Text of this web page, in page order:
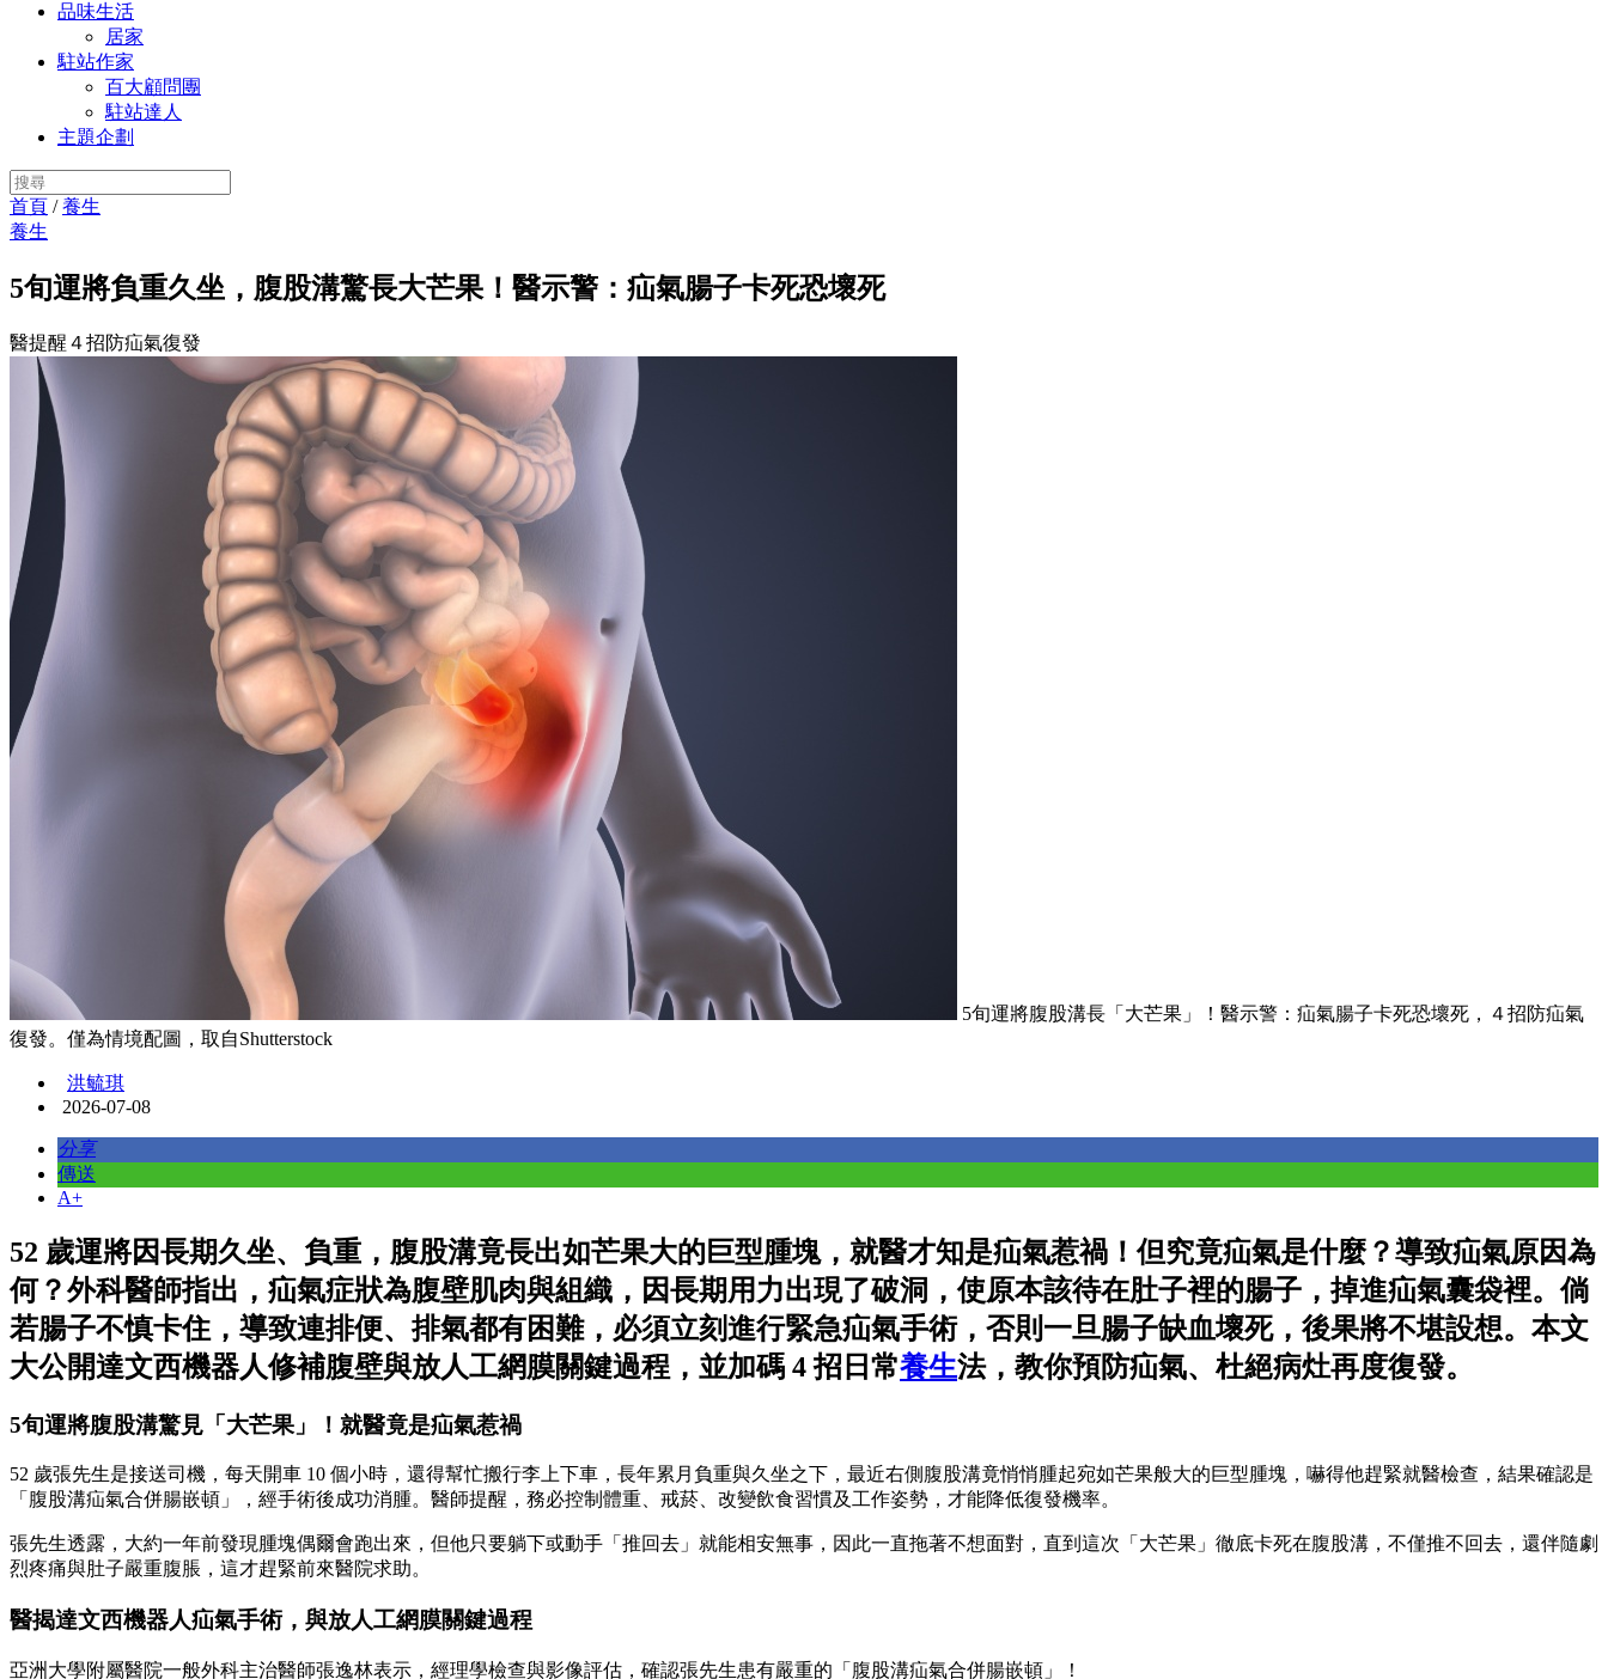
品味生活
居家
駐站作家
百大顧問團
駐站達人
主題企劃
首頁 /養生
養生
5旬運將負重久坐，腹股溝驚長大芒果！醫示警：疝氣腸子卡死恐壞死
醫提醒４招防疝氣復發
5旬運將腹股溝長「大芒果」！醫示警：疝氣腸子卡死恐壞死，４招防疝氣
復發。僅為情境配圖，取自Shutterstock
洪毓琪
2026-07-08
分享
傳送
A+
52 歲運將因長期久坐、負重，腹股溝竟長出如芒果大的巨型腫塊，就醫才知是疝氣惹禍！但究竟疝氣是什麼？導致疝氣原因為
何？外科醫師指出，疝氣症狀為腹壁肌肉與組織，因長期用力出現了破洞，使原本該待在肚子裡的腸子，掉進疝氣囊袋裡。倘
若腸子不慎卡住，導致連排便、排氣都有困難，必須立刻進行緊急疝氣手術，否則一旦腸子缺血壞死，後果將不堪設想。本文
大公開達文西機器人修補腹壁與放人工網膜關鍵過程，並加碼 4 招日常養生法，教你預防疝氣、杜絕病灶再度復發。
5旬運將腹股溝驚見「大芒果」！就醫竟是疝氣惹禍
52 歲張先生是接送司機，每天開車 10 個小時，還得幫忙搬行李上下車，長年累月負重與久坐之下，最近右側腹股溝竟悄悄腫起宛如芒果般大的巨型腫塊，嚇得他趕緊就醫檢查，結果確認是
「腹股溝疝氣合併腸嵌頓」，經手術後成功消腫。醫師提醒，務必控制體重、戒菸、改變飲食習慣及工作姿勢，才能降低復發機率。
張先生透露，大約一年前發現腫塊偶爾會跑出來，但他只要躺下或動手「推回去」就能相安無事，因此一直拖著不想面對，直到這次「大芒果」徹底卡死在腹股溝，不僅推不回去，還伴隨劇
烈疼痛與肚子嚴重腹脹，這才趕緊前來醫院求助。
醫揭達文西機器人疝氣手術，與放人工網膜關鍵過程
亞洲大學附屬醫院一般外科主治醫師張逸林表示，經理學檢查與影像評估，確認張先生患有嚴重的「腹股溝疝氣合併腸嵌頓」！